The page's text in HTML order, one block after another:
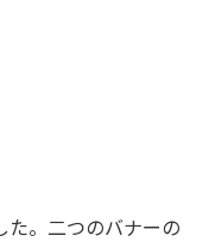
。二つのバナーの